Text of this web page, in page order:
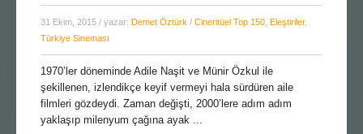
31 Ekim, 2015 / yazar: Demet Öztürk / Cineritüel Top 150 Eleştiriler,
Türkiye Sineması
1970’ler döneminde Adile Naşit ve Münir Özkul ile
şekillenen, izlendikçe keyif vermeyi hala sürdüren aile
filmleri gözdeydi. Zaman değişti, 2000’lere adım adım
yaklaşıp milenyum çağına ayak ...